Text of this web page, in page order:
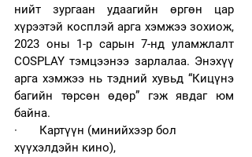
нийт зургаан удаагийн өргөн цар
хүрээтэй косплэй арга хэмжээ зохиож,
2023 оны 1-р сарын 7-нд уламжлалт
COSPLAY тэмцээнээ зарлалаа. Энэхүү
арга хэмжээ нь тэдний хувьд “Кицүнэ
багийн төрсөн өдөр” гэж явдаг юм
байна.
·       Картүүн (минийхээр бол
хүүхэлдэйн кино),